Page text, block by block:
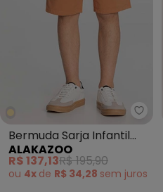
Bermuda Sarja Infantil
Menino Reta Chino Bege
ALAKAZOO
R$ 137,13R$ 195,90
ou 4x de R$ 34,28 sem juros